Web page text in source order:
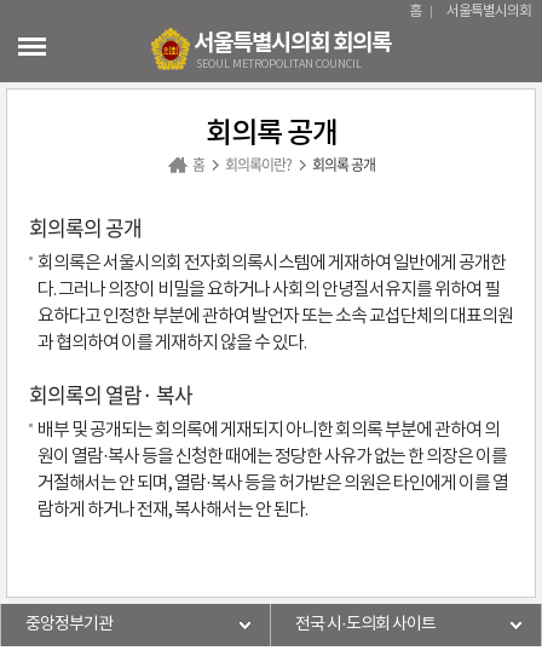
서울특별시의회 회의록
SEOUL METROPOLITAN COUNCIL
홈 서울특별시의회
회의록 공개
홈 회의록이란? 회의록 공개
회의록의 공개
회의록은 서울시의회 전자회의록시스템에 게재하여 일반에게 공개한
다. 그러나 의장이 비밀을 요하거나 사회의 안녕질서유지를 위하여 필
요하다고 인정한 부분에 관하여 발언자 또는 소속 교섭단체의 대표의원
과 협의하여 이를 게재하지 않을 수 있다.
회의록의 열람· 복사
배부 및 공개되는 회의록에 게재되지 아니한 회의록 부분에 관하여 의
원이 열람·복사 등을 신청한 때에는 정당한 사유가 없는 한 의장은 이를
거절해서는 안 되며, 열람·복사 등을 허가받은 의원은 타인에게 이를 열
람하게 하거나 전재, 복사해서는 안 된다.
중앙정부기관 전국 시·도의회 사이트